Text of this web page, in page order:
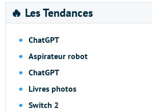
🔥 Les Tendances
ChatGPT
Aspirateur robot
ChatGPT
Livres photos
Switch 2